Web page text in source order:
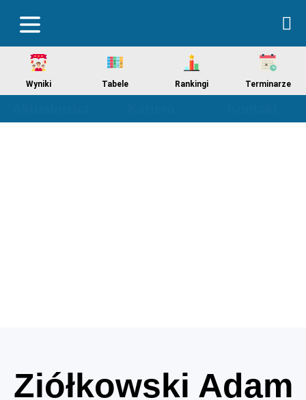
Wyniki Tabele Rankingi Terminarze
Ziółkowski Adam